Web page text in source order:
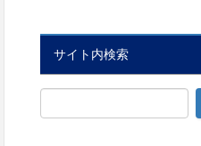
サイト内検索